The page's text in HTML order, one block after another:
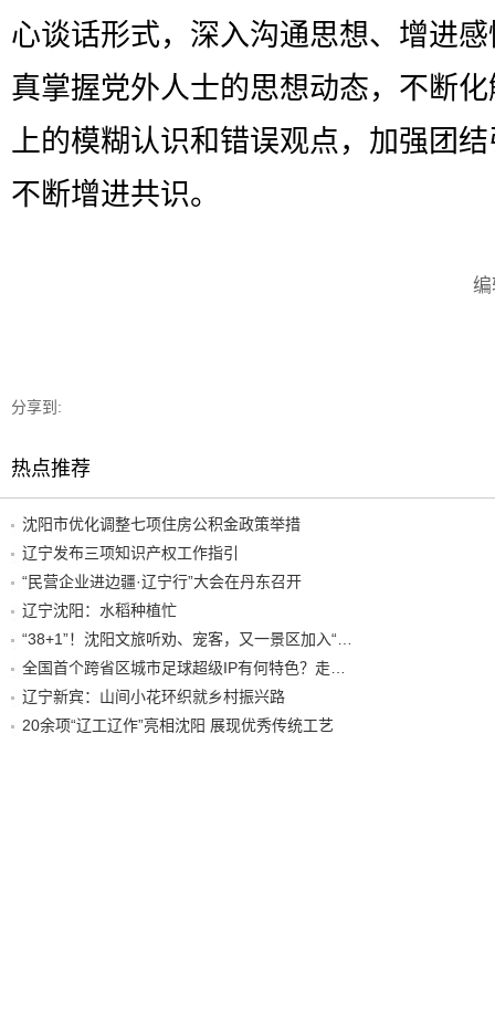
心谈话形式，深入沟通思想、增进
真掌握党外人士的思想动态，不断
上的模糊认识和错误观点，加强团
不断增进共识。
分享到:
热点推荐
沈阳市优化调整七项住房公积金政策举措
辽宁发布三项知识产权工作指引
“民营企业进边疆·辽宁行”大会在丹东召开
辽宁沈阳：水稻种植忙
辽宁新宾：山间小花环织就乡村振兴路
20余项“辽工辽作”亮相沈阳 展现优秀传统工艺